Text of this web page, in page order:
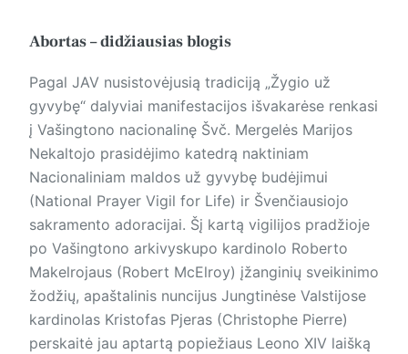
Abortas – didžiausias blogis
Pagal JAV nusistovėjusią tradiciją „Žygio už
gyvybę“ dalyviai manifestacijos išvakarėse renkasi
į Vašingtono nacionalinę Švč. Mergelės Marijos
Nekaltojo prasidėjimo katedrą naktiniam
Nacionaliniam maldos už gyvybę budėjimui
(National Prayer Vigil for Life) ir Švenčiausiojo
sakramento adoracijai. Šį kartą vigilijos pradžioje
po Vašingtono arkivyskupo kardinolo Roberto
Makelrojaus (Robert McElroy) įžanginių sveikinimo
žodžių, apaštalinis nuncijus Jungtinėse Valstijose
kardinolas Kristofas Pjeras (Christophe Pierre)
perskaitė jau aptartą popiežiaus Leono XIV laišką